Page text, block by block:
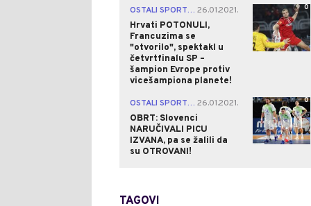
OSTALI SPORTOVI |
26.01.2021.
Hrvati POTONULI,
Francuzima se
"otvorilo", spektakl u
četvrtfinalu SP –
šampion Evrope protiv
vicešampiona planete!
0
OSTALI SPORTOVI |
26.01.2021.
OBRT: Slovenci
NARUČIVALI PICU
IZVANA, pa se žalili da
su OTROVANI!
0
TAGOVI